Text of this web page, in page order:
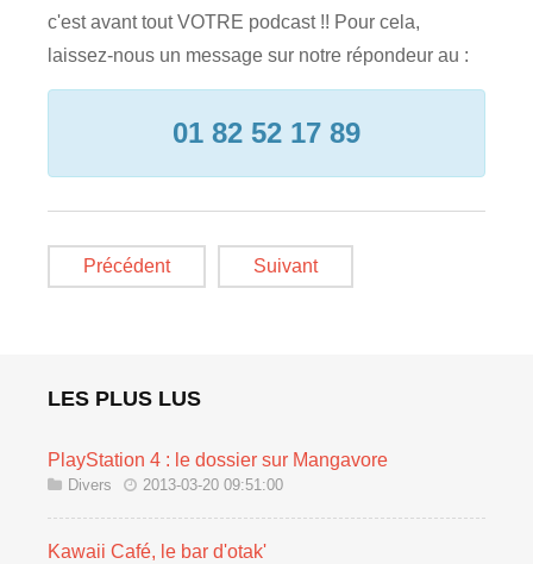
c'est avant tout VOTRE podcast !! Pour cela,
laissez-nous un message sur notre répondeur au :
01 82 52 17 89
Précédent Suivant
LES PLUS LUS
PlayStation 4 : le dossier sur Mangavore
Divers 2013-03-20 09:51:00
Kawaii Café, le bar d'otak'